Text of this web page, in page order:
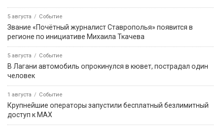
5 августа Событие
Звание «Почётный журналист Ставрополья» появится в
регионе по инициативе Михаила Ткачева
5 августа Событие
В Лагани автомобиль опрокинулся в кювет, пострадал один
человек
1 августа Событие
Крупнейшие операторы запустили бесплатный безлимитный
доступ к MAX